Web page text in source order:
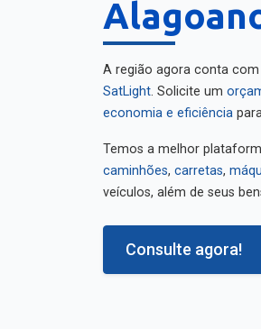
A região agora conta
SatLight . Solicite um
economia e eficiência
Temos a melhor
caminhões carretas
veículos, além de seus
Consulte agora!